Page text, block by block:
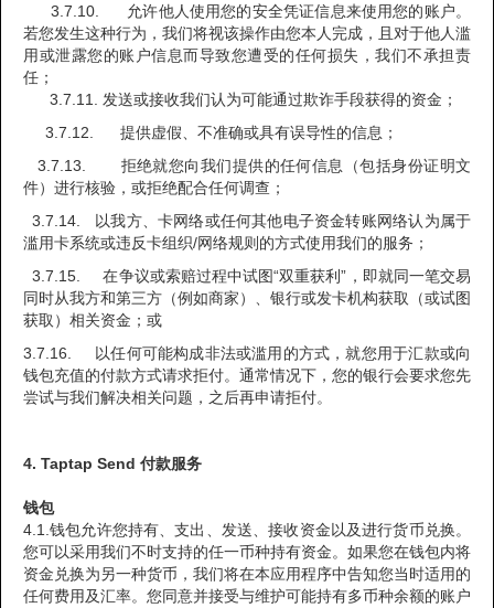
3.7.10. 允许他人使用您的安全凭证信息来使用您的账户。
若您发生这种行为，我们将视该操作由您本人完成，且对于他人滥
用或泄露您的账户信息而导致您遭受的任何损失，我们不承担责
任；
3.7.11. 发送或接收我们认为可能通过欺诈手段获得的资金；
3.7.12. 提供虚假、不准确或具有误导性的信息；
3.7.13. 拒绝就您向我们提供的任何信息（包括身份证明文
件）进行核验，或拒绝配合任何调查；
3.7.14. 以我方、卡网络或任何其他电子资金转账网络认为属于
滥用卡系统或违反卡组织/网络规则的方式使用我们的服务；
3.7.15. 在争议或索赔过程中试图“双重获利”，即就同一笔交易
同时从我方和第三方（例如商家）、银行或发卡机构获取（或试图
获取）相关资金；或
3.7.16. 以任何可能构成非法或滥用的方式，就您用于汇款或向
钱包充值的付款方式请求拒付。通常情况下，您的银行会要求您先
尝试与我们解决相关问题，之后再申请拒付。
4. Taptap Send 付款服务
钱包
4.1.钱包允许您持有、支出、发送、接收资金以及进行货币兑换。
您可以采用我们不时支持的任一币种持有资金。如果您在钱包内将
资金兑换为另一种货币，我们将在本应用程序中告知您当时适用的
任何费用及汇率。您同意并接受与维护可能持有多币种余额的账户